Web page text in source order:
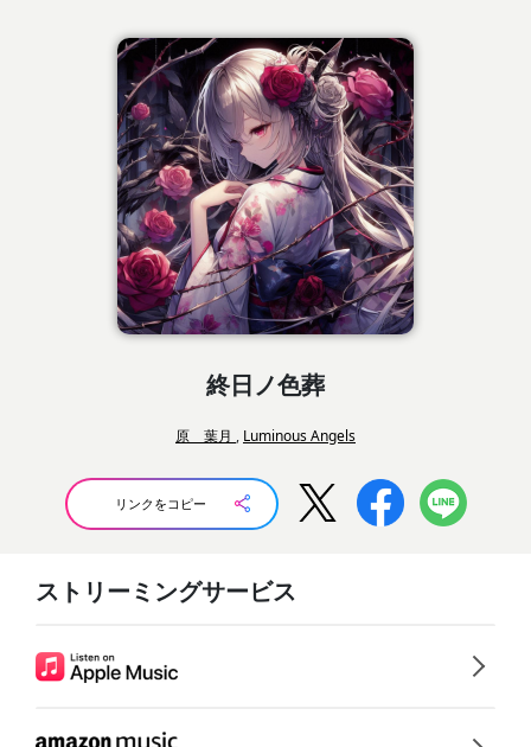
終日ノ色葬
原 葉月 , Luminous Angels
リンクをコピー
ストリーミングサービス